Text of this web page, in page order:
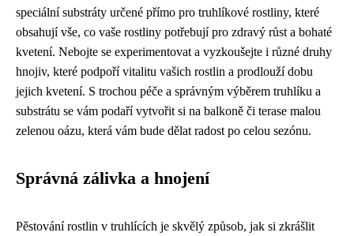
speciální substráty určené přímo pro truhlíkové rostliny, které
obsahují vše, co vaše rostliny potřebují pro zdravý růst a bohaté
kvetení. Nebojte se experimentovat a vyzkoušejte i různé druhy
hnojiv, které podpoří vitalitu vašich rostlin a prodlouží dobu
jejich kvetení. S trochou péče a správným výběrem truhlíku a
substrátu se vám podaří vytvořit si na balkoně či terase malou
zelenou oázu, která vám bude dělat radost po celou sezónu.
Správná zálivka a hnojení
Pěstování rostlin v truhlících je skvělý způsob, jak si zkrášlit